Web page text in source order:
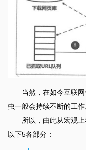
当然，在如今互联
虫一般会持续不断的工作
所以，由此从宏观
以下5各部分：